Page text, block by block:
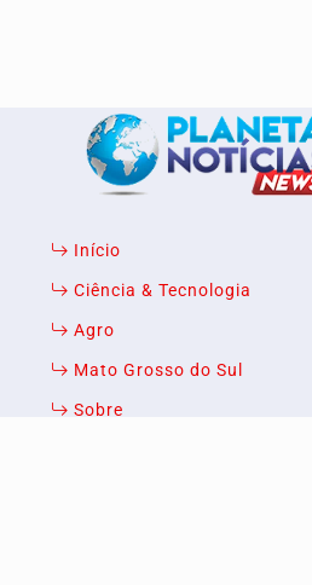
Início
Ciência & Tecnologia
Agro
Mato Grosso do Sul
Sobre
Termos de Uso e
Esse site utiliza